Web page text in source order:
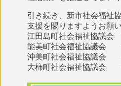
引き続き、新市社会福祉
支援を賜りますようお願
江田島町社会福祉協議
能美町社会福祉協議
沖美町社会福祉協議
大柿町社会福祉協議